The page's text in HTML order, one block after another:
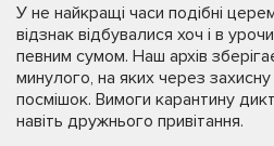
У не найкращі часи подібні
відзнак відбувалися хоч і в
певним сумом. Наш архів
минулого, на яких через
посмішок. Вимоги карантину
навіть дружнього привітання.